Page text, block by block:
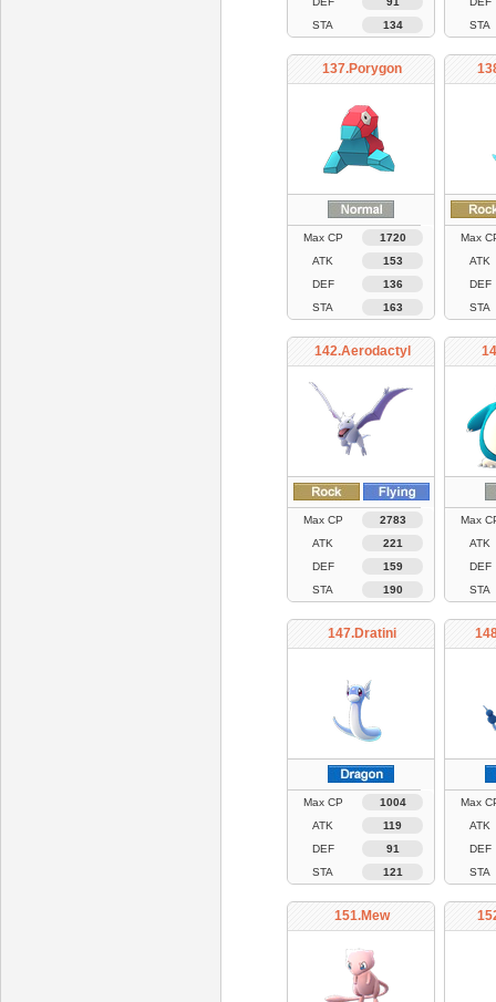
STA
134
STA
137.Porygon
Max CP
1720
ATK
153
DEF
136
STA
163
Max
ATK
DEF
STA
142.Aerodactyl
Max CP
2783
ATK
221
DEF
159
STA
190
Max
ATK
DEF
STA
147.Dratini
Max CP
1004
ATK
119
DEF
91
STA
121
Max
ATK
DEF
STA
151.Mew